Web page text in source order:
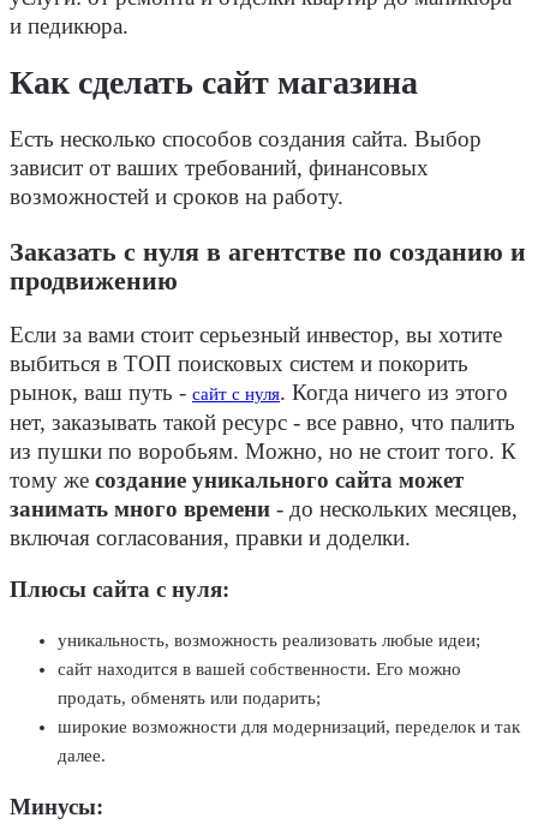
и педикюра.
Как сделать сайт магазина
Есть несколько способов создания сайта. Выбор
зависит от ваших требований, финансовых
возможностей и сроков на работу.
Заказать с нуля в агентстве по созданию и
продвижению
Если за вами стоит серьезный инвестор, вы хотите
выбиться в ТОП поисковых систем и покорить
рынок, ваш путь - сайт с нуля. Когда ничего из этого
нет, заказывать такой ресурс - все равно, что палить
из пушки по воробьям. Можно, но не стоит того. К
тому же создание уникального сайта может
занимать много времени - до нескольких месяцев,
включая согласования, правки и доделки.
Плюсы сайта с нуля:
уникальность, возможность реализовать любые идеи;
сайт находится в вашей собственности. Его можно
продать, обменять или подарить;
широкие возможности для модернизаций, переделок и так
далее.
Минусы: